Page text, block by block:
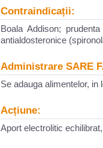
Contraindicații:
Boala Addison;
antialdosteronice
Administrare SARE
Se adauga alimentelor, in
Acțiune:
Aport electrolitic